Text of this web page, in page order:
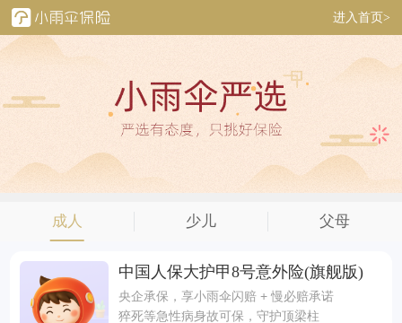
进入首页>
成人 少儿 父母
中国人保大护甲8号意外险(旗舰版)
央企承保，享小雨伞闪赔 + 慢必赔承诺
猝死等急性病身故可保，守护顶梁柱